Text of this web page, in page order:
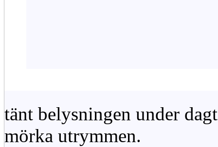
tänt belysningen under
mörka utrymmen.